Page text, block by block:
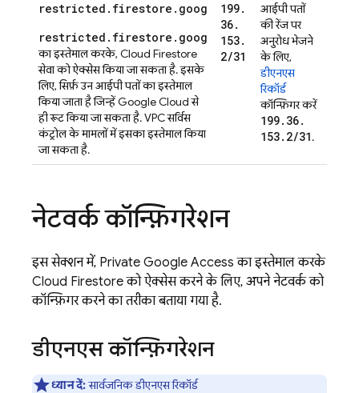
restricted.firestore.goog
restricted.firestore.goog
का इस्तेमाल करके, Cloud Firestore
सेवा को ऐक्सेस किया जा सकता है. इसके
लिए, सिर्फ़ उन आईपी पतों का इस्तेमाल
किया जाता है जिन्हें Google Cloud से
ही रूट किया जा सकता है. VPC सर्विस
कंट्रोल के मामलों में इसका इस्तेमाल किया
जा सकता है.
199.
36.
153.
2/31
आईपी पतों
की रेंज पर
अनुरोध भेजने
के लिए,
डीएनएस
रिकॉर्ड
कॉन्फ़िगर करें
199. 36.
153. 2/31.
नेटवर्क कॉन्फ़िगरेशन
इस सेक्शन में, Private Google Access का इस्तेमाल करके
Cloud Firestoreको ऐक्सेस करने के लिए, अपने नेटवर्क को
कॉन्फ़िगर करने का तरीका बताया गया है.
डीएनएस कॉन्फ़िगरेशन
ध्यान दें:सार्वजनिक डीएनएस रिकॉर्ड